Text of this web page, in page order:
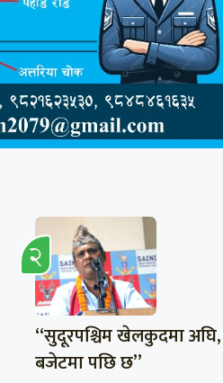
“सुदूरपश्चिम खेलकुदमा अघि,
बजेटमा पछि छ”